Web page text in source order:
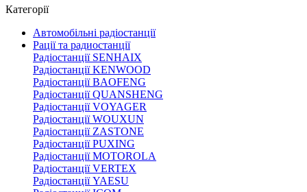
Категорії
Автомобільні радіостанції
Рації та радиостанції
Радіостанції SENHAIX
Радіостанції KENWOOD
Радіостанції BAOFENG
Радіостанції QUANSHENG
Радіостанції VOYAGER
Радіостанції WOUXUN
Радіостанції ZASTONE
Радіостанції PUXING
Радіостанції MOTOROLA
Радіостанції VERTEX
Радіостанції YAESU